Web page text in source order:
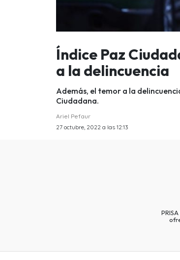
Índice Paz
a la delincuencia
Además, el temor a la
Ciudadana.
Ariel Pefaur
27 octubre, 2022 a las 12:13